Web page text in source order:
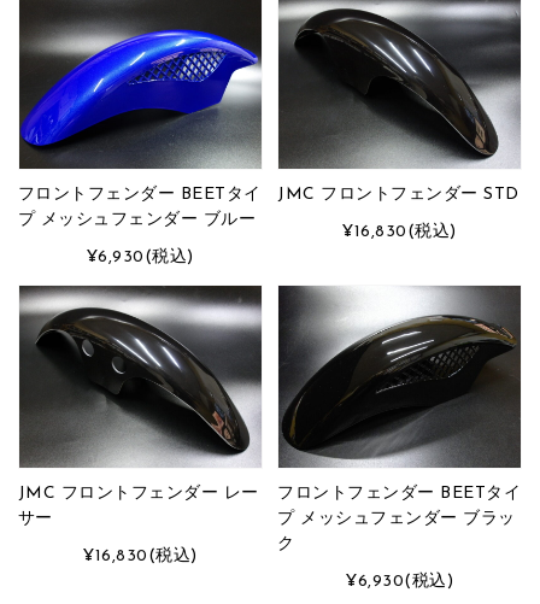
フロントフェンダー BEETタイ
プ メッシュフェンダー ブルー
¥6,930 (税込)
JMC フロントフェンダー STD
¥16,830 (税込)
JMC フロントフェンダー レー
サー
¥16,830 (税込)
フロントフェンダー BEETタイ
プ メッシュフェンダー ブラッ
ク
¥6,930(税込)